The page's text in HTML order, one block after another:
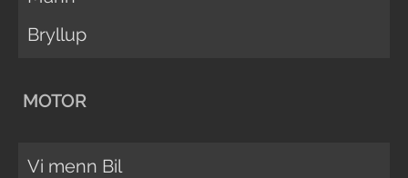
Bryllup
MOTOR
Vi menn Bil